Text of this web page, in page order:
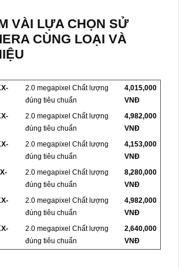
VÀI LỰA CHỌN SỬ
CÙNG LOẠI VÀ
2.0 megapixel Chất lượng
đúng tiêu chuẩn
4,015,000
VNĐ
2.0 megapixel Chất lượng
đúng tiêu chuẩn
4,982,000
VNĐ
2.0 megapixel Chất lượng
đúng tiêu chuẩn
4,153,000
VNĐ
2.0 megapixel Chất lượng
đúng tiêu chuẩn
8,280,000
VNĐ
2.0 megapixel Chất lượng
đúng tiêu chuẩn
4,982,000
VNĐ
2.0 megapixel Chất lượng
đúng tiêu chuẩn
2,640,000
VNĐ